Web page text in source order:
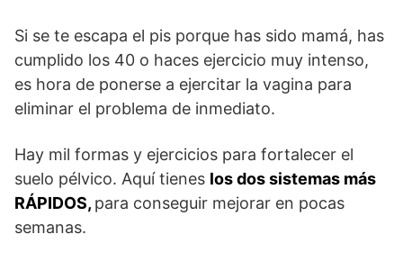
Si se te escapa el pis porque has sido mamá, has
cumplido los 40 o haces ejercicio muy intenso,
es hora de ponerse a ejercitar la vagina para
eliminar el problema de inmediato.
Hay mil formas y ejercicios para fortalecer el
suelo pélvico. Aquí tienes los dos sistemas más
RÁPIDOS, para conseguir mejorar en pocas
semanas.